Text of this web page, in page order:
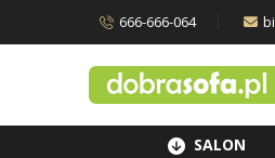
666-666-064
SALON